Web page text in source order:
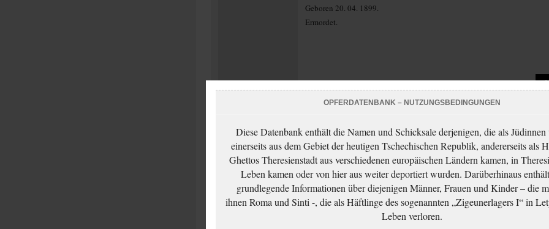
Geboren 20. 04. 1899.
Ermordet.
Geboren 20. 04. 1899.
Ermordet.
OPFERDATENBANK – NUTZUNGSBEDINGUNGEN
Diese Datenbank enthält die Namen und Schicksale derjenigen, die als Jüdinnen
einerseits aus dem Gebiet der heutigen Tschechischen Republik, andererseits als
Ghettos Theresienstadt aus verschiedenen europäischen Ländern kamen, in
Leben kamen oder von hier aus weiter deportiert wurden. Darüberhinaus
grundlegende Informationen über diejenigen Männer, Frauen und Kinder – die
ihnen Roma und Sinti -, die als Häftlinge des sogenannten „Zigeunerlagers I“ in
Leben verloren.